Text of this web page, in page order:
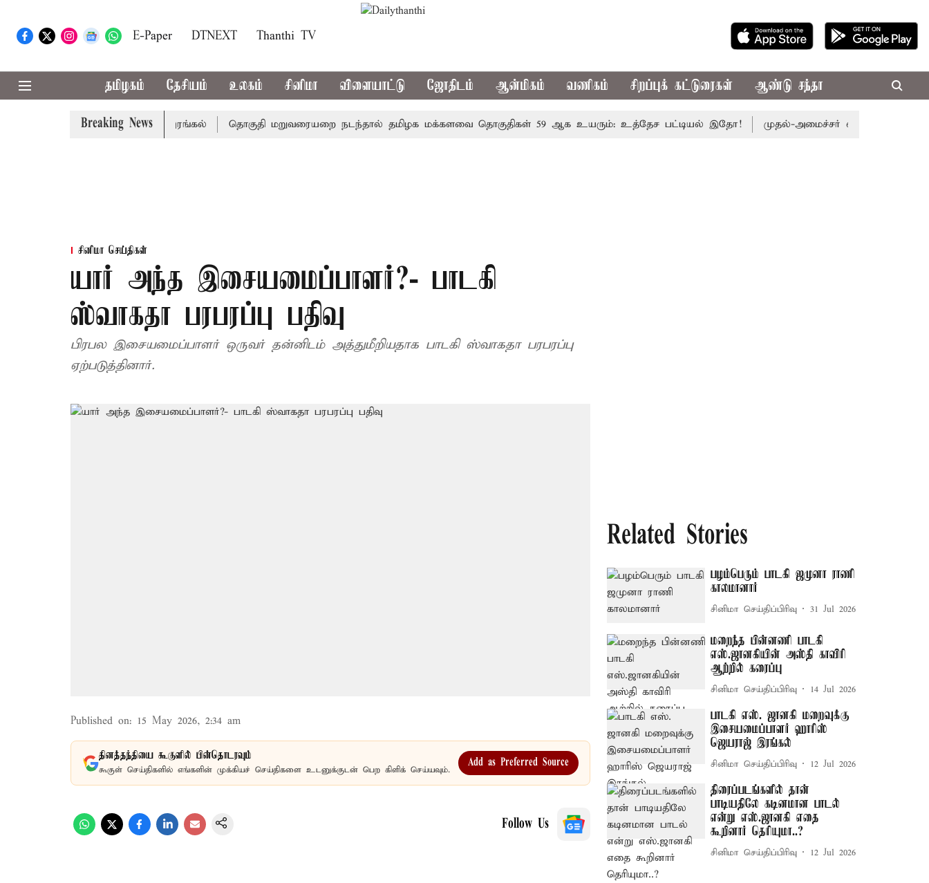
E-Paper DTNEXT Thanthi TV
தமிழகம் தேசியம் உலகம் சினிமா விளையாட்டு ஜோதிடம் ஆன்மிகம் வணிகம் சிறப்புக் கட்டுரைகள் ஆண்டு சந்தா
Breaking News
7 பேர் பலி - பிரதமர் மோடி இரங்கல் தொகுதி மறுவரையறை நடந்தால் தமிழக மக்களவை தொகுதிகள் 59 ஆக உயரும்: உத்தேச பட்டியல் இதோ! முதல்-அமைச்சர் விஜய் தலைமையில்
சினிமா செய்திகள்
யார் அந்த இசையமைப்பாளர்?- பாடகி
ஸ்வாகதா பரபரப்பு பதிவு
பிரபல இசையமைப்பாளர் ஒருவர் தன்னிடம் அத்துமீறியதாக பாடகி ஸ்வாகதா பரபரப்பு
ஏற்படுத்தினார்.
Published on: 15 May 2026, 2:34 am
தினத்தந்தியை கூகுளில் பின்தொடரவும்
கூகுள் செய்திகளில் எங்களின் முக்கியச் செய்திகளை உடனுக்குடன் பெற கிளிக் செய்யவும்.
Add as Preferred Source
Follow Us
Related Stories
பழம்பெரும் பாடகி ஜமுனா ராணி
காலமானார்
சினிமா செய்திப்பிரிவு 31 Jul 2026
மறைந்த பின்னணி பாடகி
எஸ்.ஜானகியின் அஸ்தி காவிரி
ஆற்றில் கரைப்பு
சினிமா செய்திப்பிரிவு 14 Jul 2026
பாடகி எஸ். ஜானகி மறைவுக்கு
இசையமைப்பாளர் ஹாரிஸ்
ஜெயராஜ் இரங்கல்
சினிமா செய்திப்பிரிவு 12 Jul 2026
திரைப்படங்களில் தான்
பாடியதிலே கடினமான பாடல்
என்று எஸ்.ஜானகி எதை
கூறினார் தெரியுமா..?
சினிமா செய்திப்பிரிவு 12 Jul 2026